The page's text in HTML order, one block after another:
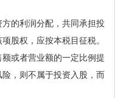
的利润分配，共同承担投
股权，应按本税目征税。
或者营业额的一定比例提
，则不属于投资入股，而